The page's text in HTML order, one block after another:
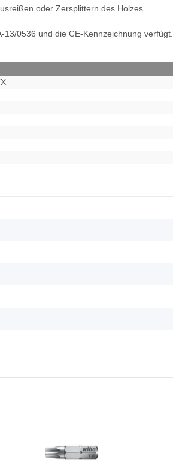
oder Zersplittern des Holzes.
0536 und die CE-Kennzeichnung verfügt.